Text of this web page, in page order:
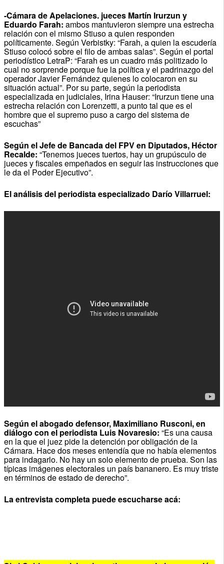
-Cámara de Apelaciones. jueces Martín Irurzun y
Eduardo Farah: ambos mantuvieron siempre una estrecha
relación con el mismo Stiuso a quien responden
políticamente. Según Verbistky: “Farah, a quien la escudería
Stiuso colocó sobre el filo de ambas salas”. Según el portal
periodístico LetraP: “Farah es un cuadro más politizado lo
cual no sorprende porque fue la política y el padrinazgo del
operador Javier Fernández quienes lo colocaron en su
situación actual”. Por su parte, según la periodista
especializada en judiciales, Irina Hauser: “Irurzun tiene una
estrecha relación con Lorenzetti, a punto tal que es el
hombre que el supremo puso a cargo del sistema de
escuchas”
Según el Jefe de Bancada del FPV en Diputados, Héctor
Recalde: “Tenemos jueces tuertos, hay un grupúsculo de
jueces y fiscales empeñados en seguir las instrucciones que
le da el Poder Ejecutivo”.
El análisis del periodista especializado Darío Villarruel:
Según el abogado defensor, Maximiliano Rusconi, en
diálogo con el periodista Luis Novaresio: “Es una causa
en la que el juez pide la detención por obligación de la
Cámara. Hace dos meses entendía que no había elementos
para indagarlo. No hay un solo elemento de prueba. Son las
típicas imágenes electorales un país bananero. Es muy triste
en términos de estado de derecho”.
La entrevista completa puede escucharse acá: